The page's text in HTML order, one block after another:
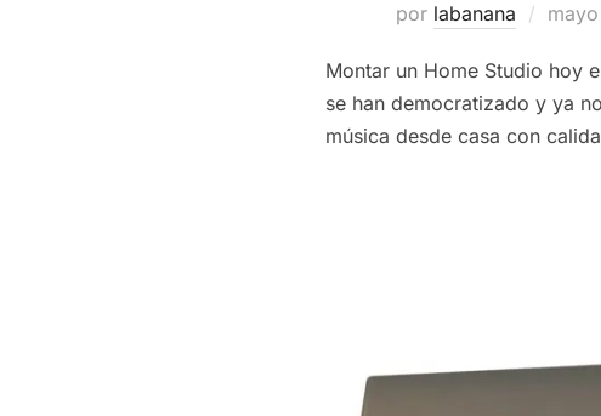
por labanana
Montar un Home Studio hoy
se han democratizado y ya
música desde casa con